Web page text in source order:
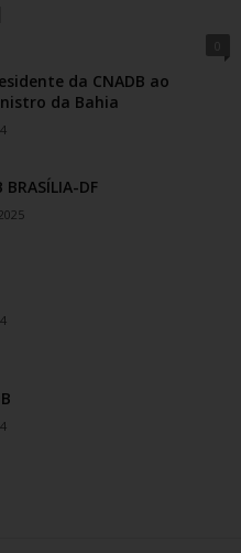
da CNADB ao
da Bahia
BRASÍLIA-DF